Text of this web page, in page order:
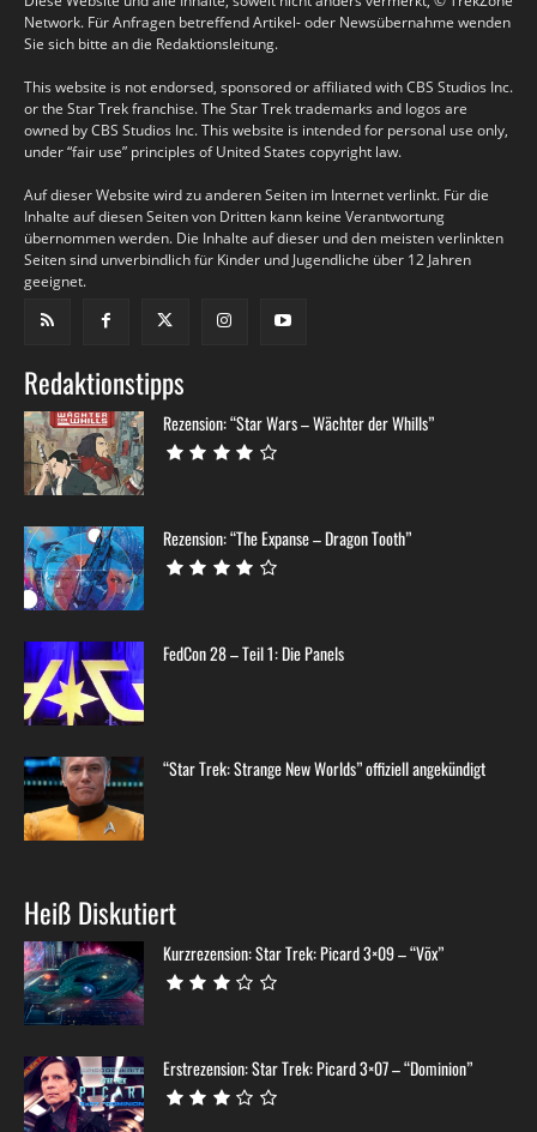
Network. Für Anfragen betreffend Artikel- oder Newsübernahme wenden
Sie sich bitte an die Redaktionsleitung.
This website is not endorsed, sponsored or affiliated with CBS Studios Inc.
or the Star Trek franchise. The Star Trek trademarks and logos are
owned by CBS Studios Inc. This website is intended for personal use only,
under “fair use” principles of United States copyright law.
Auf dieser Website wird zu anderen Seiten im Internet verlinkt. Für die
Inhalte auf diesen Seiten von Dritten kann keine Verantwortung
übernommen werden. Die Inhalte auf dieser und den meisten verlinkten
Seiten sind unverbindlich für Kinder und Jugendliche über 12 Jahren
geeignet.
Redaktionstipps
Rezension: “Star Wars – Wächter der Whills”
Rezension: “The Expanse – Dragon Tooth”
FedCon 28 – Teil 1: Die Panels
“Star Trek: Strange New Worlds” offiziell angekündigt
Heiß Diskutiert
Kurzrezension: Star Trek: Picard 3×09 – “Võx”
Erstrezension: Star Trek: Picard 3×07 – “Dominion”